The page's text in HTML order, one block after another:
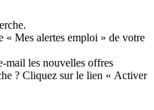
« Mes alertes emploi » de votre
mail les nouvelles offres
? Cliquez sur le lien « Activer